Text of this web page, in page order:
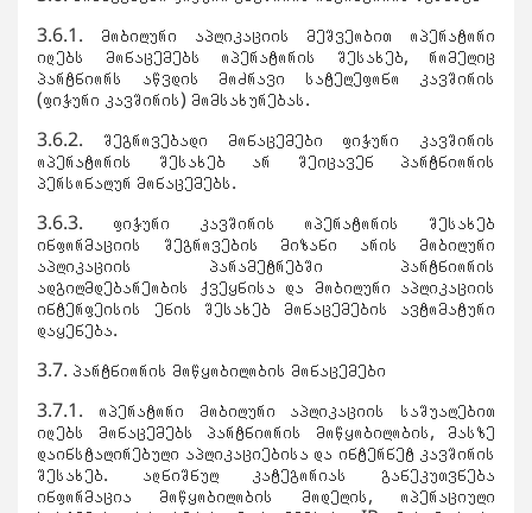
3.6.1. მობილური აპლიკაციის მეშვეობით ოპერატორი
იღებს მონაცემებს ოპერატორის შესახებ, რომელიც
პარტნიორს აწვდის მოძრავი სატელეფონო კავშირის
(ფიჭური კავშირის) მომსახურებას.
3.6.2. შეგროვებადი მონაცემები ფიჭური კავშირის
ოპერატორის შესახებ არ შეიცავენ პარტნიორის
პერსონალურ მონაცემებს.
3.6.3. ფიჭური კავშირის ოპერატორის შესახებ
ინფორმაციის შეგროვების მიზანი არის მობილური
აპლიკაციის პარამეტრებში პარტნიორის
ადგილმდებარეობის ქვეყნისა და მობილური აპლიკაციის
ინტერფეისის ენის შესახებ მონაცემების ავტომატური
დაყენება.
3.7. პარტნიორის მოწყობილობის მონაცემები
3.7.1. ოპერატორი მობილური აპლიკაციის საშუალებით
იღებს მონაცემებს პარტნიორის მოწყობილობის, მასზე
დაინსტალირებული აპლიკაციებისა და ინტერნეტ კავშირის
შესახებ. აღნიშნულ კატეგორიას განეკუთვნება
ინფორმაცია მოწყობილობის მოდელის, ოპერაციული